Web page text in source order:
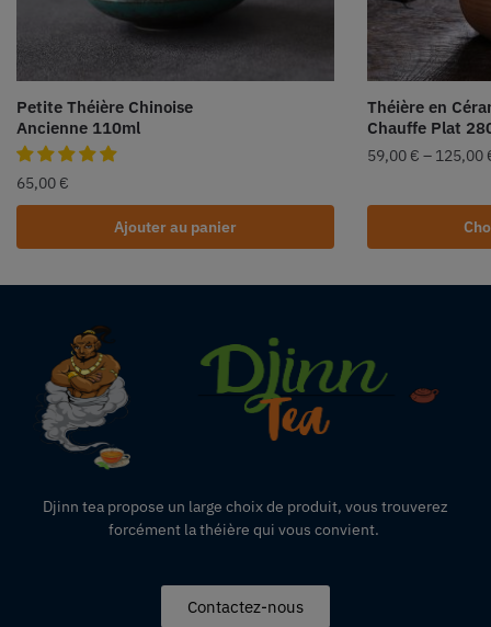
Petite Théière Chinoise
Ancienne 110ml
65,00 €
Ajouter au panier
Théière en
Chauffe Plat
59,00 € – 125,00
Djinn tea propose un large choix de produit, vous trouverez
forcément la théière qui vous convient.
Contactez-nous